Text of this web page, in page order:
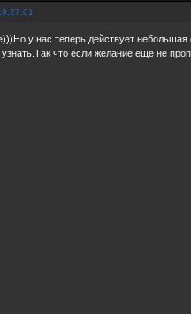
у нас теперь действует
что если желание ещё не